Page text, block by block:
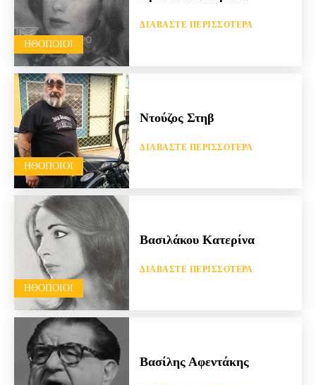
HΘΟΠΟΙΟΊ
ΔΙΑΒΆΣΤΕ ΠΕΡΙΣΣΌΤΕΡΑ
HΘΟΠΟΙΟΊ
Ντούζος Στηβ
ΔΙΑΒΆΣΤΕ ΠΕΡΙΣΣΌΤΕΡΑ
HΘΟΠΟΙΟΊ
Βασιλάκου Κατερίνα
ΔΙΑΒΆΣΤΕ ΠΕΡΙΣΣΌΤΕΡΑ
Βασίλης Αφεντάκης